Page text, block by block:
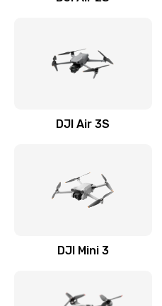
DJI Air 3S
DJI Mini 3